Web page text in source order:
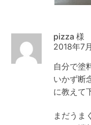
pizza
2018年7
自分で塗
いかず断
に教えて
まだうま